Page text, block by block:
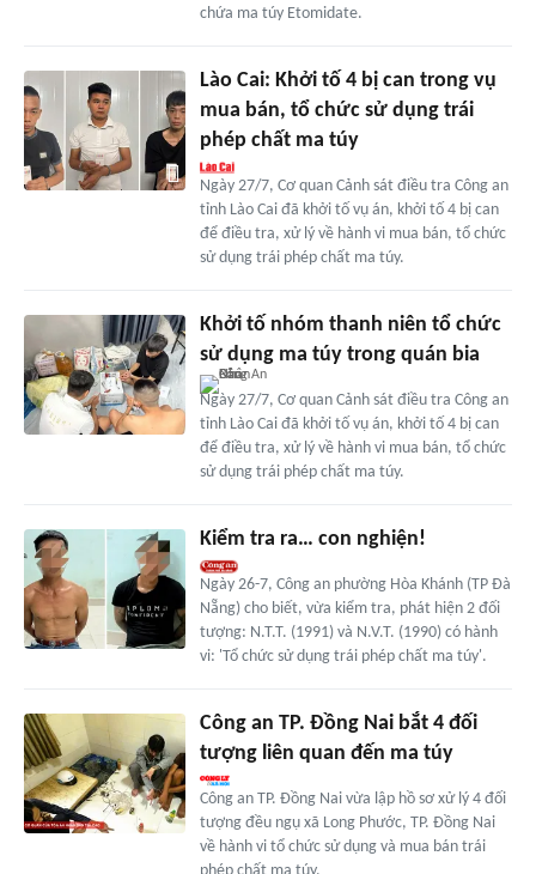
chứa ma túy Etomidate.
Lào Cai: Khởi tố 4 bị can trong vụ
mua bán, tổ chức sử dụng trái
phép chất ma túy
Ngày 27/7, Cơ quan Cảnh sát điều tra Công an
tỉnh Lào Cai đã khởi tố vụ án, khởi tố 4 bị can
để điều tra, xử lý về hành vi mua bán, tổ chức
sử dụng trái phép chất ma túy.
Khởi tố nhóm thanh niên tổ chức
sử dụng ma túy trong quán bia
Ngày 27/7, Cơ quan Cảnh sát điều tra Công an
tỉnh Lào Cai đã khởi tố vụ án, khởi tố 4 bị can
để điều tra, xử lý về hành vi mua bán, tổ chức
sử dụng trái phép chất ma túy.
Kiểm tra ra… con nghiện!
Ngày 26-7, Công an phường Hòa Khánh (TP Đà
Nẵng) cho biết, vừa kiểm tra, phát hiện 2 đối
tượng: N.T.T. (1991) và N.V.T. (1990) có hành
vi: 'Tổ chức sử dụng trái phép chất ma túy'.
Công an TP. Đồng Nai bắt 4 đối
tượng liên quan đến ma túy
Công an TP. Đồng Nai vừa lập hồ sơ xử lý 4 đối
tượng đều ngụ xã Long Phước, TP. Đồng Nai
về hành vi tổ chức sử dụng và mua bán trái
phép chất ma túy.